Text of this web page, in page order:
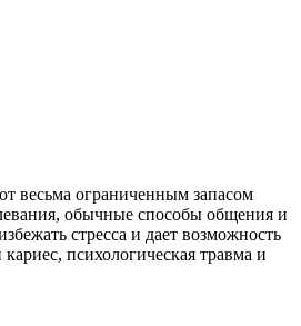
весьма ограниченным запасом
обычные способы общения и
стресса и дает возможность
психологическая травма и